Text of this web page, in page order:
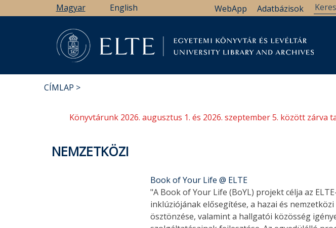
a
Magyar English Adatbázisok
WebApp
CÍMLAP
Könyvtárunk 2026. augusztus 1. és 2026. szeptember 5. között
NEMZETKÖZI
Book of Your Life @ ELTE
"A Book of Your Life (BoYL) projekt célja az
inklúziójának elősegítése, a hazai és
ösztönzése, valamint a hallgatói közösség